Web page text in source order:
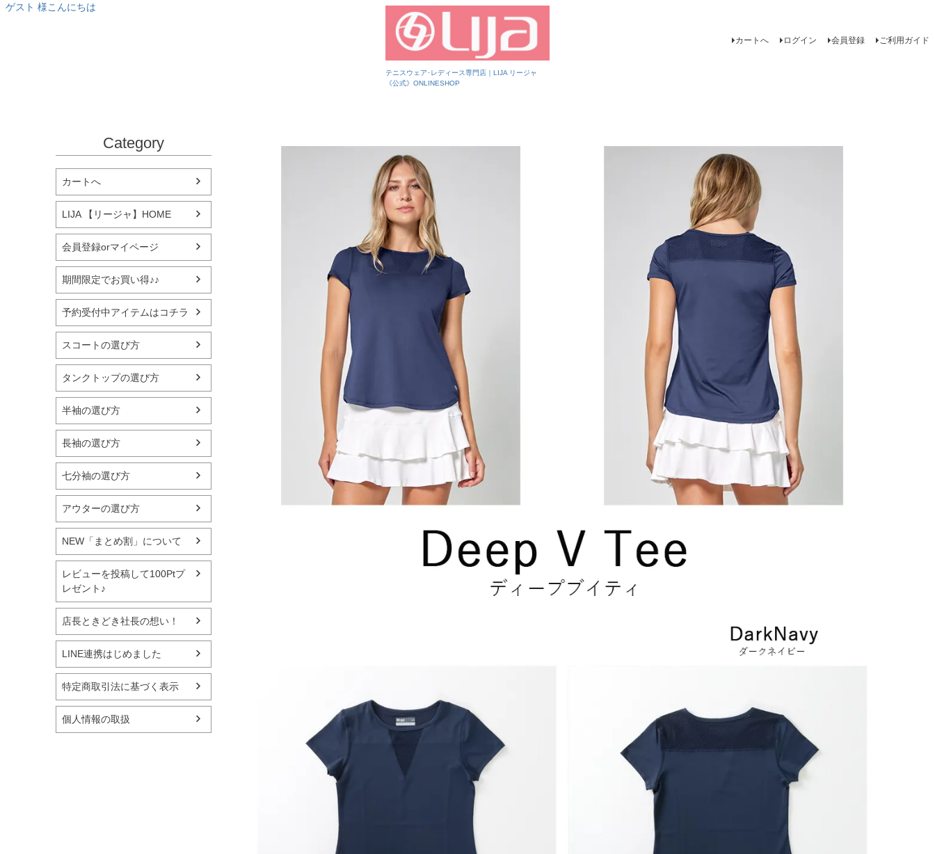
テニスウェア･レディース専門店｜LIJA リージャ
《公式》ONLINESHOP
ゲスト 様こんにちは
カートへ ログイン 会員登録 ご利用ガイド
Category
カートへ
LIJA 【リージャ】HOME
会員登録orマイページ
期間限定でお買い得♪♪
予約受付中アイテムはコチラ
スコートの選び方
タンクトップの選び方
半袖の選び方
長袖の選び方
七分袖の選び方
アウターの選び方
NEW「まとめ割」について
レビューを投稿して100Ptプ
レゼント♪
店長ときどき社長の想い！
LINE連携はじめました
特定商取引法に基づく表示
個人情報の取扱